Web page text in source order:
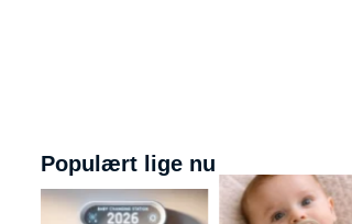
Populært lige nu